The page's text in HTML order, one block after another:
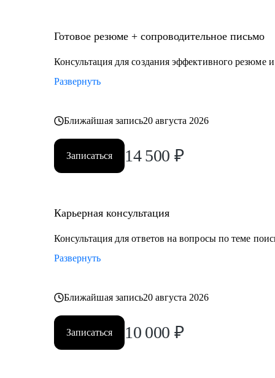
• маркетинга
• финансов
• закупок
• АХО и пр.
Я помогу вам, даже если вы:
• несколько лет не работали;
• захотели вернуться из фриланса, своего бизнеса в
Готовое резюме + сопроводительное письмо
Консультация для создания эффективного резюме
Развернуть
Ближайшая запись20 августа 2026
Записаться 14 500 ₽
Карьерная консультация
Консультация для ответов на вопросы по теме
Развернуть
Ближайшая запись20 августа 2026
Записаться 10 000 ₽